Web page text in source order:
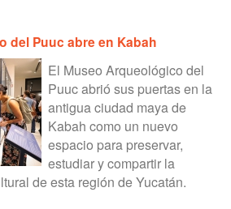
del Puuc abre en Kabah
El Museo Arqueológico del
Puuc abrió sus puertas en la
antigua ciudad maya de
Kabah como un nuevo
espacio para preservar,
estudiar y compartir la
de esta región de Yucatán.